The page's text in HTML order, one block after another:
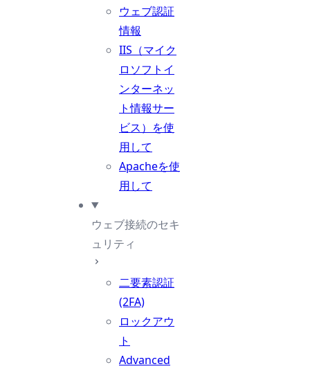
ウェブ認証
情報
IIS（マイク
ロソフトイ
ンターネッ
ト情報サー
ビス）を使
用して
Apacheを使
用して
ウェブ接続のセキ
ュリティ
二要素認証
(2FA)
ロックアウ
ト
Advanced